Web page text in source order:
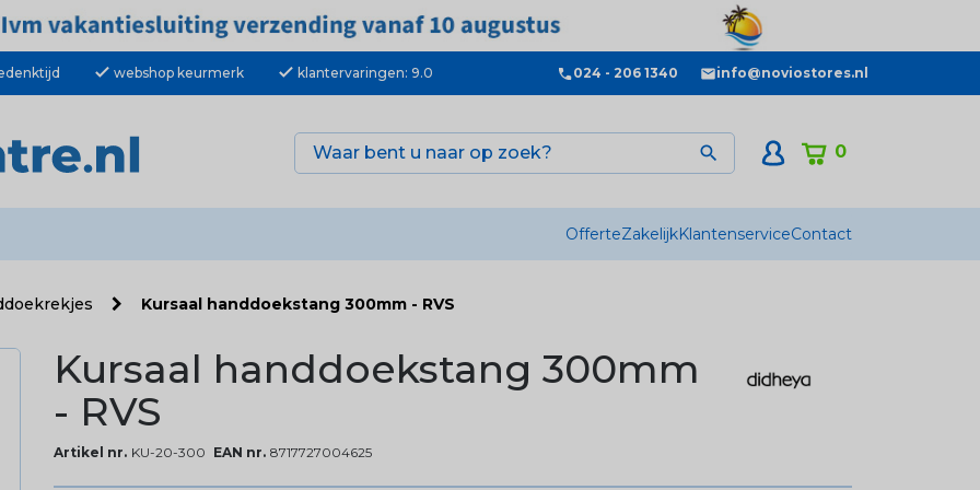
check webshop keurmerk check klantervaringen: 9.0 024 - 206 1340 info@noviostores.nl
0

OfferteZakelijkKlantenserviceContact
Kursaal handdoekstang 300mm - RVS
Kursaal handdoekstang 300mm
- RVS
Artikel nr. KU-20-300 EAN nr. 8717727004625